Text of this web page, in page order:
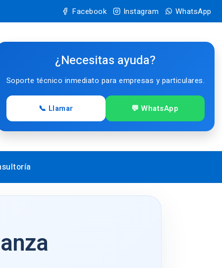
Facebook Instagram WhatsApp
¿Necesitas ayuda?
Soporte técnico inmediato para empresas y particulares.
📞 Llamar 💬 WhatsApp